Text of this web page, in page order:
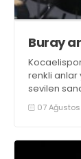
Buray
renkli anlar
sevilen
07